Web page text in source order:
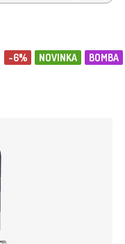
BOMBA
NOVINKA
-6%